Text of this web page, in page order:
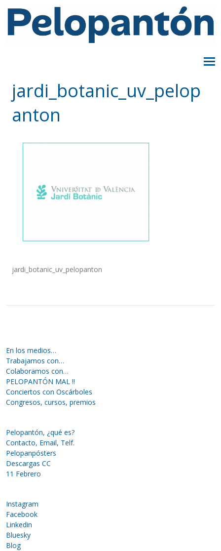
jardi_botanic_uv_pelop
anton
jardi_botanic_uv_pelopanton
En los medios…
Trabajamos con…
Colaboramos con…
PELOPANTÓN MAL !!
Conciertos con Oscárboles
Congresos, cursos, premios
Pelopantón, ¿qué es?
Contacto, Email, Telf.
Pelopanpósters
Descargas CC
11 Febrero
Instagram
Facebook
Linkedin
Bluesky
Blog